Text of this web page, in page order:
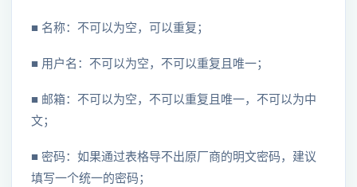
■ 名称：不可以为空，可以重复；
■ 用户名：不可以为空，不可以重复且唯一；
■ 邮箱：不可以为空，不可以重复且唯一，不可以为中
文；
■ 密码：如果通过表格导不出原厂商的明文密码，建议
填写一个统一的密码；